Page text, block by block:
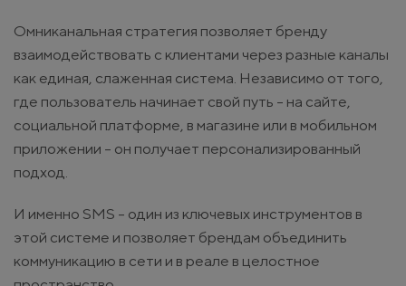
Омниканальная стратегия позволяет бренду
взаимодействовать с клиентами через разные каналы
как единая, слаженная система. Независимо от того,
где пользователь начинает свой путь - на сайте,
социальной платформе, в магазине или в мобильном
приложении - он получает персонализированный
подход.
И именно SMS - один из ключевых инструментов в
этой системе и позволяет брендам объединить
коммуникацию в сети и в реале в целостное